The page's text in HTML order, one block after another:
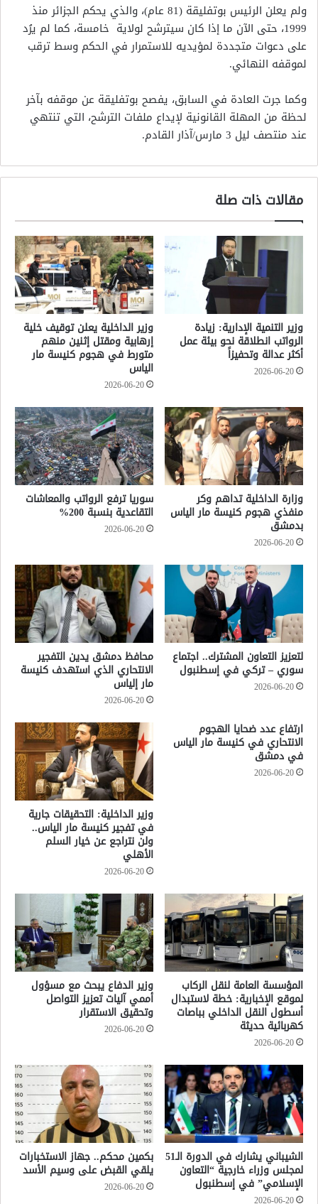
ولم يعلن الرئيس بوتفليقة (81 عام)، والذي يحكم الجزائر منذ
1999، حتى الآن ما إذا كان سيترشح لولاية خامسة، كما لم يرُد
على دعوات متجددة لمؤيديه للاستمرار في الحكم وسط ترقب
لموقفه النهائي.
وكما جرت العادة في السابق، يفصح بوتفليقة عن موقفه بآخر
لحظة من المهلة القانونية لإيداع ملفات الترشح، التي تنتهي
عند منتصف ليل 3 مارس/آذار القادم.
مقالات ذات صلة
وزير التنمية الإدارية: زيادة
الرواتب انطلاقة نحو بيئة عمل
أكثر عدالة وتحفيزاً
2026-06-20
وزير الداخلية يعلن توقيف خلية
إرهابية ومقتل إثنين منهم
متورط في هجوم كنيسة مار
الياس
2026-06-20
وزارة الداخلية تداهم وكر
منفذي هجوم كنيسة مار الياس
بدمشق
2026-06-20
سوريا ترفع الرواتب والمعاشات
التقاعدية بنسبة 200%
2026-06-20
لتعزيز التعاون المشترك.. اجتماع
سوري – تركي في إسطنبول
2026-06-20
محافظ دمشق يدين التفجير
الانتحاري الذي استهدف كنيسة
مار إلياس
2026-06-20
ارتفاع عدد ضحايا الهجوم
الانتحاري في كنيسة مار الياس
في دمشق
2026-06-20
وزير الداخلية: التحقيقات جارية
في تفجير كنيسة مار الياس..
ولن نتراجع عن خيار السلم
الأهلي
2026-06-20
المؤسسة العامة لنقل الركاب
لموقع الإخبارية: خطة لاستبدال
أسطول النقل الداخلي بباصات
كهربائية حديثة
2026-06-20
وزير الدفاع يبحث مع مسؤول
أممي آليات تعزيز التواصل
وتحقيق الاستقرار
2026-06-20
الشيباني يشارك في الدورة الـ51
لمجلس وزراء خارجية “التعاون
الإسلامي” في إسطنبول
2026-06-20
بكمين محكم.. جهاز الاستخبارات
يلقي القبض على وسيم الأسد
2026-06-20